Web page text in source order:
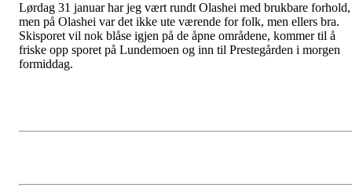
Lørdag 31 januar har jeg vært rundt Olashei med brukbare forhold,
men på Olashei var det ikke ute værende for folk, men ellers bra.
Skisporet vil nok blåse igjen på de åpne områdene, kommer til å
friske opp sporet på Lundemoen og inn til Prestegården i morgen
formiddag.